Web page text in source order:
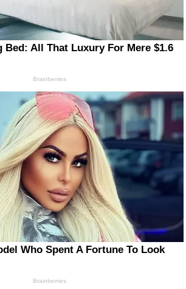
Bed: All That Luxury For Mere $1.6
Brainberries
Who Spent A Fortune To Look
Brainberries